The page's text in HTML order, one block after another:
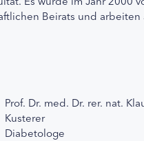
Beirats und
Prof. Dr. med. Dr. rer. nat.
Kusterer
Diabetologe